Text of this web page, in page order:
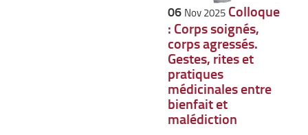
06 Nov 2025 Colloque
: Corps soignés,
corps agressés.
Gestes, rites et
pratiques
médicinales entre
bienfait et
malédiction